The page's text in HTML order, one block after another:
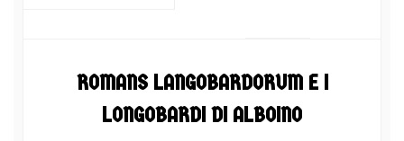
ROMANS LANGOBARDORUM E I
LONGOBARDI DI ALBOINO